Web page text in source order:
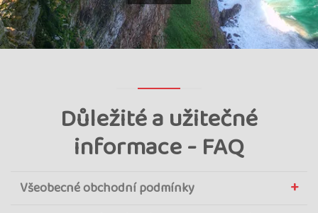
Důležité a užitečné
informace - FAQ
Všeobecné obchodní podmínky